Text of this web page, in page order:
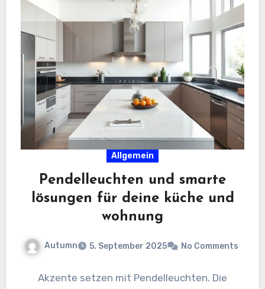
Allgemein
Pendelleuchten und smarte
lösungen für deine küche und
wohnung
Autumn 5. September 2025 No Comments
Akzente setzen mit Pendelleuchten. Die